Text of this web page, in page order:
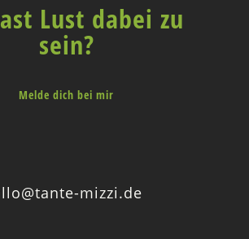
Lust dabei zu
sein?
Melde dich bei mir
mizzi.de